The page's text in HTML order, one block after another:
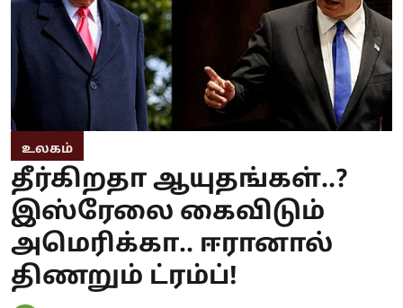
உலகம்
தீர்கிறதா ஆயுதங்கள்..?
இஸ்ரேலை கைவிடும்
அமெரிக்கா.. ஈரானால்
திணறும் ட்ரம்ப்!